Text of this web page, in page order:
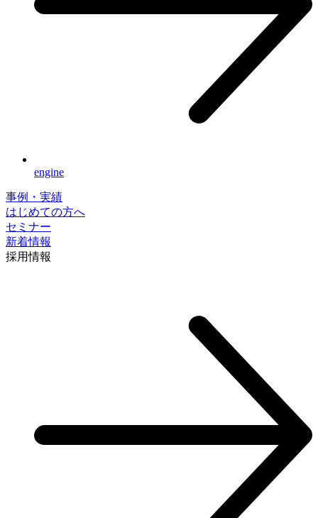
engine
事例・実績
はじめての方へ
セミナー
新着情報
採⽤情報